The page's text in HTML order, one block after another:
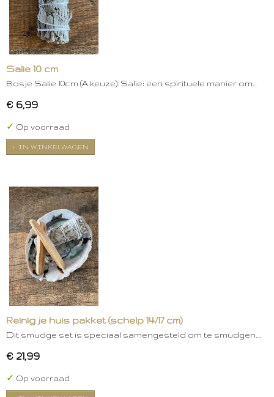
Salie 10 cm
Bosje Salie 10cm (A keuze). Salie: een spirituele manier om…
€ 6,99
✓ Op voorraad
IN WINKELWAGEN
Reinig je huis pakket (schelp 14/17 cm)
Dit smudge set is speciaal samengesteld om te smudgen.…
€ 21,99
✓ Op voorraad